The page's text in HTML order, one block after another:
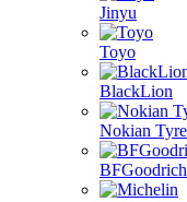
Jinyu
Toyo
BlackLion
Nokian
BFGoodrich